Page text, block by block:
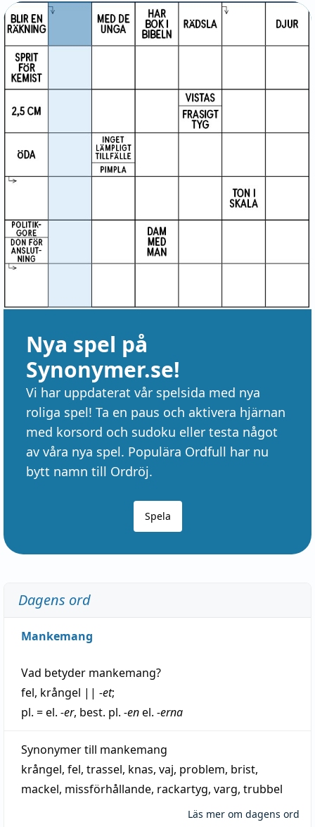
Nya spel på
Synonymer.se!
Vi har uppdaterat vår spelsida med nya
roliga spel! Ta en paus och aktivera hjärnan
med korsord och sudoku eller testa något
av våra nya spel. Populära Ordfull har nu
bytt namn till Ordröj.
Spela
Dagens ord
Mankemang
Vad betyder mankemang?
fel, krångel || -et;
pl. = el. -er, best. pl. -enel. -erna
Synonymer till mankemang
krångel, fel, trassel, knas, vaj, problem, brist,
mackel, missförhållande, rackartyg, varg, trubbel
Läs mer om dagens ord